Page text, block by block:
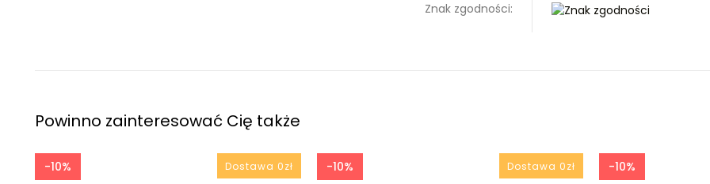
Znak zgodności:
Powinno zainteresować Cię także
-10% Dostawa 0zł -10% Dostawa 0zł -10%